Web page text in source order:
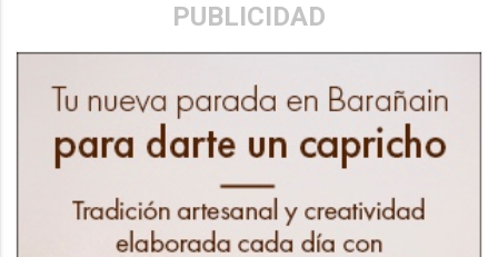
PUBLICIDAD